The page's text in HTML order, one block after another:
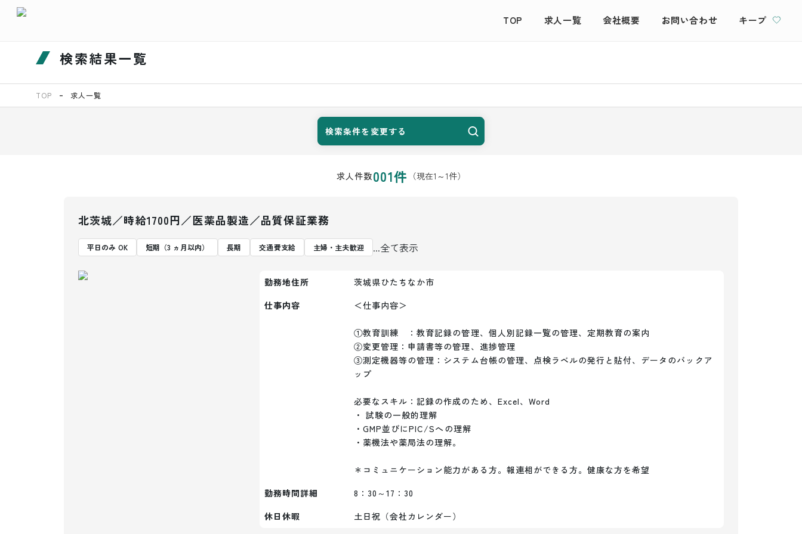
TOP 求人一覧 会社概要 お問い合わせ キープ
検索結果一覧
TOP 求人一覧
検索条件を変更する
求人件数001件 （現在1 ～1件）
北茨城／時給1700円／医薬品製造／品質保証業務
平日のみ OK 短期（3 ヵ月以内） 長期 交通費支給 主婦・主夫歓迎 ...全て表示
勤務地住所
茨城県ひたちなか市
仕事内容
＜仕事内容＞
①教育訓練　：教育記録の管理、個人別記録一覧の管理、定期教育の案内
②変更管理：申請書等の管理、進捗管理
③測定機器等の管理：システム台帳の管理、点検ラベルの発行と貼付、データのバックア
ップ
必要なスキル：記録の作成のため、Excel、Word
・ 試験の一般的理解
・GMP並びにPIC/Sへの理解
・薬機法や薬局法の理解。
＊コミュニケーション能力がある方。報連相ができる方。健康な方を希望
勤務時間詳細
8：30～17：30
休日休暇
土日祝（会社カレンダー）